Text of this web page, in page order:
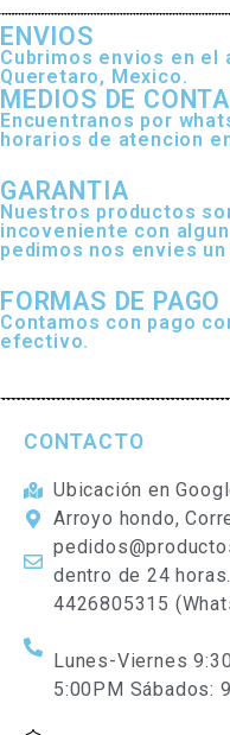
ENVIOS
Cubrimos envios en el
Queretaro, Mexico.
MEDIOS DE
Encuentranos por
horarios de atencion
GARANTIA
Nuestros productos
incoveniente con
pedimos nos envies
FORMAS DE PAGO
Contamos con pago
efectivo.
CONTACTO
Ubicación en
Arroyo hondo,
dentro de 24 horas.
4426805315
Lunes-Viernes
5:00PM Sábados: